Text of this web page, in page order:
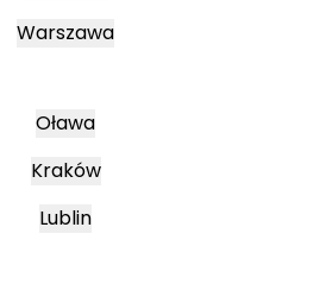
Warszawa
Oława
Kraków
Lublin